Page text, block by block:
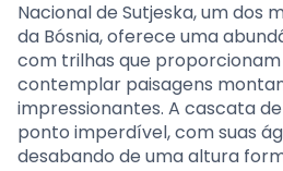
Nacional de Sutjeska, um dos
da Bósnia, oferece uma
com trilhas que
contemplar paisagens
impressionantes. A cascata
ponto imperdível, com suas
desabando de uma altura